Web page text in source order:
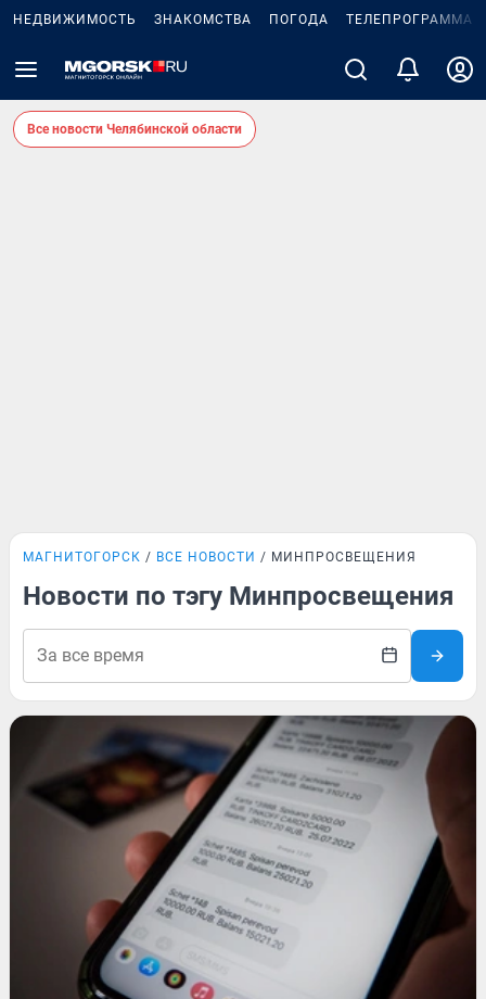
НЕДВИЖИМОСТЬ ЗНАКОМСТВА ПОГОДА ТЕЛЕПРОГРАММА
Все новости Челябинской области
МАГНИТОГОРСК ВСЕ НОВОСТИ МИНПРОСВЕЩЕНИЯ
Новости по тэгу Минпросвещения